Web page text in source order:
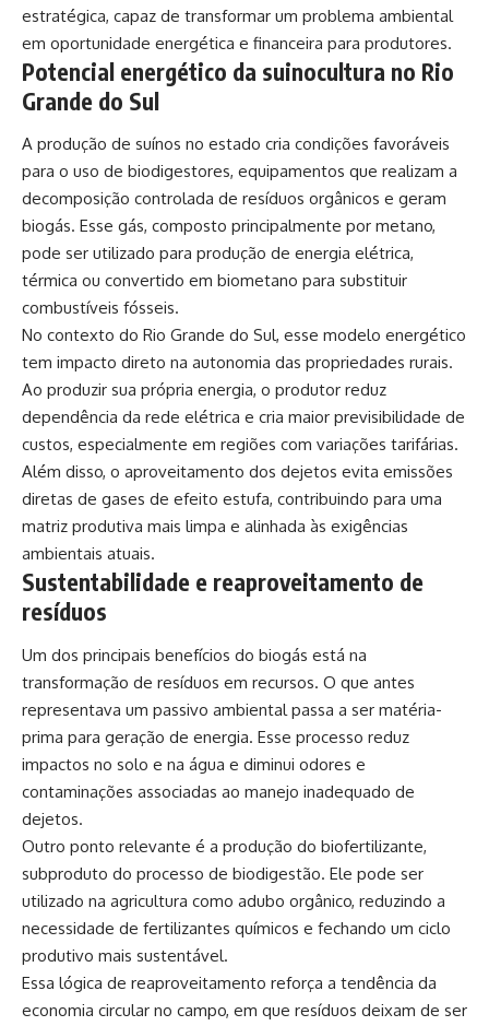
estratégica, capaz de transformar um problema ambiental
em oportunidade energética e financeira para produtores.
Potencial energético da suinocultura no Rio
Grande do Sul
A produção de suínos no estado cria condições favoráveis
para o uso de biodigestores, equipamentos que realizam a
decomposição controlada de resíduos orgânicos e geram
biogás. Esse gás, composto principalmente por metano,
pode ser utilizado para produção de energia elétrica,
térmica ou convertido em biometano para substituir
combustíveis fósseis.
No contexto do Rio Grande do Sul, esse modelo energético
tem impacto direto na autonomia das propriedades rurais.
Ao produzir sua própria energia, o produtor reduz
dependência da rede elétrica e cria maior previsibilidade de
custos, especialmente em regiões com variações tarifárias.
Além disso, o aproveitamento dos dejetos evita emissões
diretas de gases de efeito estufa, contribuindo para uma
matriz produtiva mais limpa e alinhada às exigências
ambientais atuais.
Sustentabilidade e reaproveitamento de
resíduos
Um dos principais benefícios do biogás está na
transformação de resíduos em recursos. O que antes
representava um passivo ambiental passa a ser matéria-
prima para geração de energia. Esse processo reduz
impactos no solo e na água e diminui odores e
contaminações associadas ao manejo inadequado de
dejetos.
Outro ponto relevante é a produção do biofertilizante,
subproduto do processo de biodigestão. Ele pode ser
utilizado na agricultura como adubo orgânico, reduzindo a
necessidade de fertilizantes químicos e fechando um ciclo
produtivo mais sustentável.
Essa lógica de reaproveitamento reforça a tendência da
economia circular no campo, em que resíduos deixam de ser